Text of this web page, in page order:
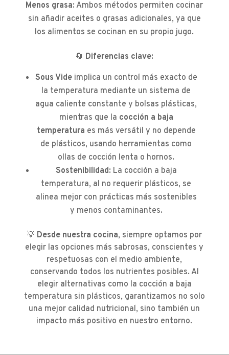
Menos grasa: Ambos métodos permiten cocinar
sin añadir aceites o grasas adicionales, ya que
los alimentos se cocinan en su propio jugo.
🔄 Diferencias clave:
Sous Videimplica un control más exacto de
la temperatura mediante un sistema de
agua caliente constante y bolsas plásticas,
mientras que la cocción a baja
temperatura es más versátil y no depende
de plásticos, usando herramientas como
ollas de cocción lenta o hornos.
Sostenibilidad: La cocción a baja
temperatura, al no requerir plásticos, se
alinea mejor con prácticas más sostenibles
y menos contaminantes.
💡 Desde nuestra cocina, siempre optamos por
elegir las opciones más sabrosas, conscientes y
respetuosas con el medio ambiente,
conservando todos los nutrientes posibles. Al
elegir alternativas como la cocción a baja
temperatura sin plásticos, garantizamos no solo
una mejor calidad nutricional, sino también un
impacto más positivo en nuestro entorno.